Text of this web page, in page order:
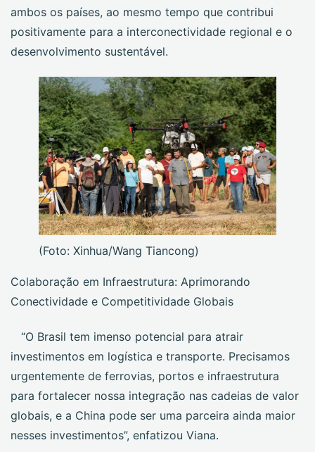
ambos os países, ao mesmo tempo que contribui
positivamente para a interconectividade regional e o
desenvolvimento sustentável.
(Foto: Xinhua/Wang Tiancong)
Colaboração em Infraestrutura: Aprimorando
Conectividade e Competitividade Globais
“O Brasil tem imenso potencial para atrair
investimentos em logística e transporte. Precisamos
urgentemente de ferrovias, portos e infraestrutura
para fortalecer nossa integração nas cadeias de valor
globais, e a China pode ser uma parceira ainda maior
nesses investimentos”, enfatizou Viana.